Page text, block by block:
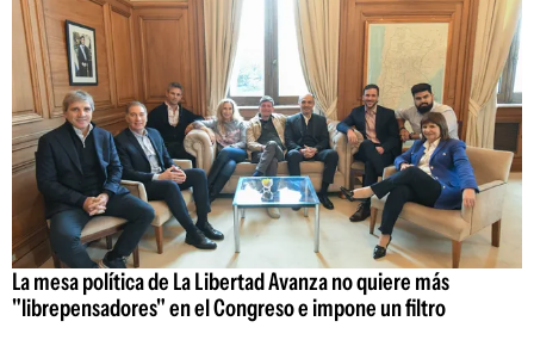
La mesa política de La Libertad Avanza no quiere más
"librepensadores" en el Congreso e impone un filtro